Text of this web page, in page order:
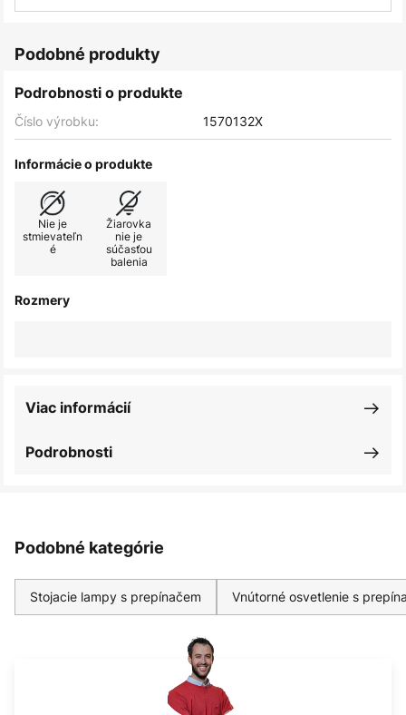
Podobné produkty
Podrobnosti o produkte
Číslo výrobku: 1570132X
Informácie o produkte
Nie je
stmievateľn
é
Žiarovka
nie je
súčasťou
balenia
Rozmery
Podrobnosti
Viac informácií
Podobné kategórie
Stojacie lampy s prepínačem Vnútorné osvetlenie s